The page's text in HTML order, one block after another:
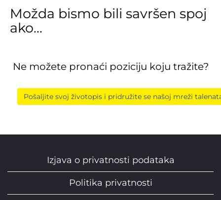
Možda bismo bili savršen spoj
ako...
Ne možete pronaći poziciju koju tražite?
Pošaljite svoj životopis i pridružite se našoj mreži
Izjava o privatnosti podataka
Politika privatnosti